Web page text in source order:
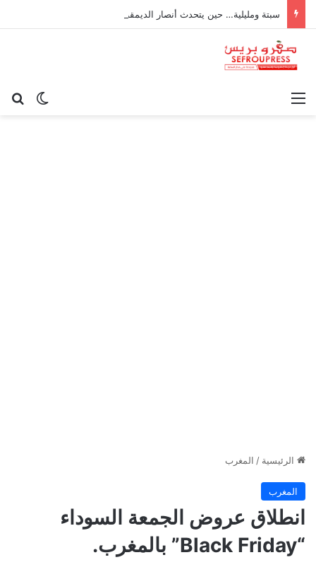
سبتة ومليلية… حين يتحدث أنصار الديمقراطية بلسان الاستعمار
الوضع القائمة
الرئيسية / المغرب
المغرب
انطلاق عروض الجمعة السوداء
“Black Friday” بالمغرب.